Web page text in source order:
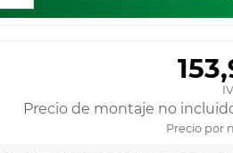
Precio de montaje no
Precio por